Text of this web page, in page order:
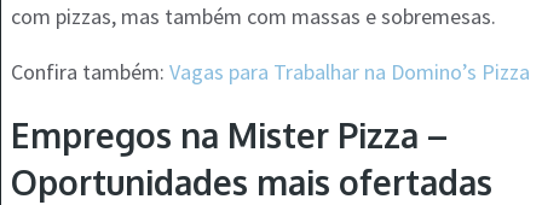
com pizzas, mas também com massas e sobremesas.
Confira também: Vagas para Trabalhar na Domino’s Pizza
Empregos na Mister Pizza –
Oportunidades mais ofertadas